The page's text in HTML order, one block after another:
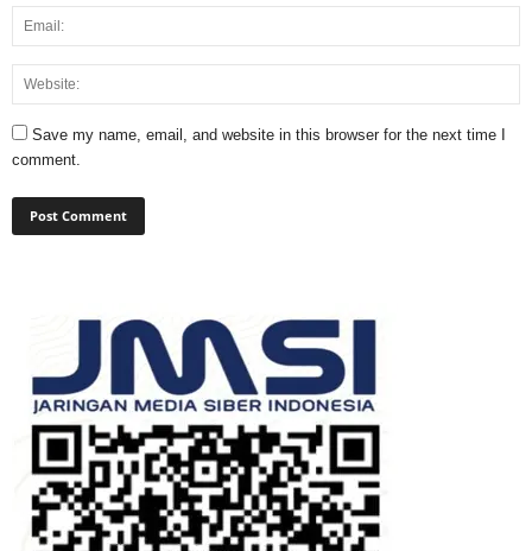
Save my name, email, and website in this browser for the next time I
comment.